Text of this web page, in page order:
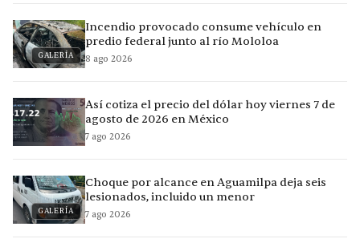
GALERÍA
Incendio provocado consume vehículo en
predio federal junto al río Mololoa
8 ago 2026
Así cotiza el precio del dólar hoy viernes 7 de
agosto de 2026 en México
7 ago 2026
GALERÍA
Choque por alcance en Aguamilpa deja seis
lesionados, incluido un menor
7 ago 2026